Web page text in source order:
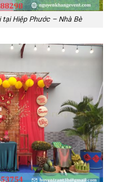
Hiệp Phước – Nhà Bè